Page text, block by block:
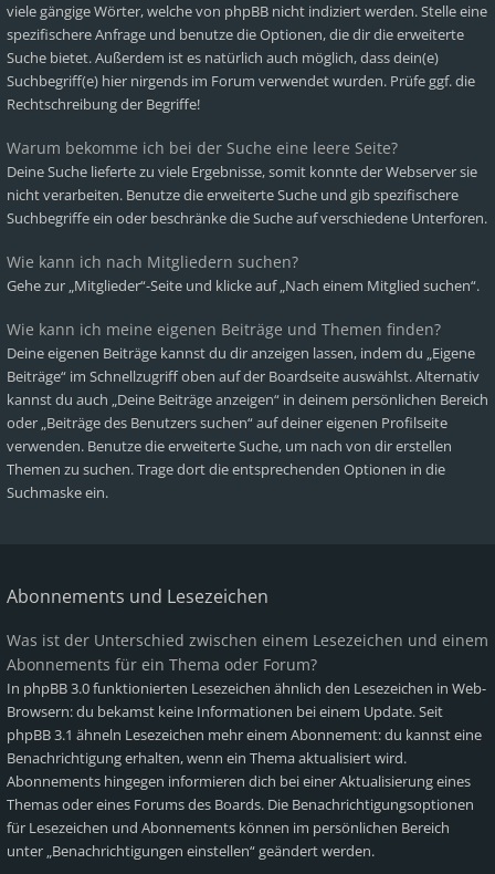
viele gängige Wörter, welche von phpBB nicht indiziert werden. Stelle eine
spezifischere Anfrage und benutze die Optionen, die dir die erweiterte
Suche bietet. Außerdem ist es natürlich auch möglich, dass dein(e)
Suchbegriff(e) hier nirgends im Forum verwendet wurden. Prüfe ggf. die
Rechtschreibung der Begriffe!
Warum bekomme ich bei der Suche eine leere Seite?
Deine Suche lieferte zu viele Ergebnisse, somit konnte der Webserver sie
nicht verarbeiten. Benutze die erweiterte Suche und gib spezifischere
Suchbegriffe ein oder beschränke die Suche auf verschiedene Unterforen.
Wie kann ich nach Mitgliedern suchen?
Gehe zur „Mitglieder“-Seite und klicke auf „Nach einem Mitglied suchen“.
Wie kann ich meine eigenen Beiträge und Themen finden?
Deine eigenen Beiträge kannst du dir anzeigen lassen, indem du „Eigene
Beiträge“ im Schnellzugriff oben auf der Boardseite auswählst. Alternativ
kannst du auch „Deine Beiträge anzeigen“ in deinem persönlichen Bereich
oder „Beiträge des Benutzers suchen“ auf deiner eigenen Profilseite
verwenden. Benutze die erweiterte Suche, um nach von dir erstellen
Themen zu suchen. Trage dort die entsprechenden Optionen in die
Suchmaske ein.
Abonnements und Lesezeichen
Was ist der Unterschied zwischen einem Lesezeichen und einem
Abonnements für ein Thema oder Forum?
In phpBB 3.0 funktionierten Lesezeichen ähnlich den Lesezeichen in Web-
Browsern: du bekamst keine Informationen bei einem Update. Seit
phpBB 3.1 ähneln Lesezeichen mehr einem Abonnement: du kannst eine
Benachrichtigung erhalten, wenn ein Thema aktualisiert wird.
Abonnements hingegen informieren dich bei einer Aktualisierung eines
Themas oder eines Forums des Boards. Die Benachrichtigungsoptionen
für Lesezeichen und Abonnements können im persönlichen Bereich
unter „Benachrichtigungen einstellen“ geändert werden.